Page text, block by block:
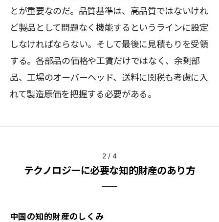
とが重要なのだ。品質基準は、高品質ではないけれ
ど製品として問題なく機能するというラインに設定
しなければならない。そして最後に見積もりを受領
する。各部品の価格や工賃だけではなく、余剰部
品、工場のオーバーヘッド、送料に関税も考慮に入
れて製造原価を把握する必要がある。
2 / 4
テクノロジーに必要な知的財産のあり方
中国の知的財産のしくみ